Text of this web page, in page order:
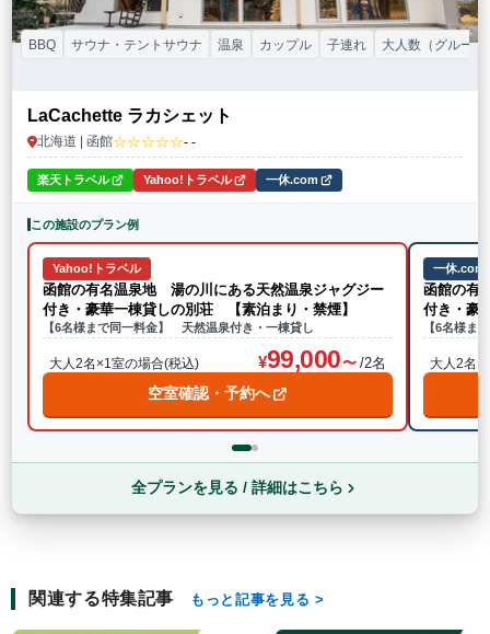
LaCachette ラカシェット
北海道 | 函館☆☆☆☆☆- -
BBQ サウナ・テントサウナ 温泉 カップル 子連れ 大人数（グループ
楽天トラベル Yahoo!トラベル 一休.com
この施設のプラン例
Yahoo!トラベル
函館の有名温泉地 湯の川にある天然温泉ジャグジー
付き・豪華一棟貸しの別荘 【素泊まり・禁煙】
【6名様まで同一料金】 天然温泉付き・一棟貸し
大人2名×1室の場合(税込) 99,000 /2名
空室確認・予約へ
一休.com
函館の有
付き・豪
【6名様ま
大人2名
全プランを見る / 詳細はこちら
関連する特集記事 もっと記事を見る